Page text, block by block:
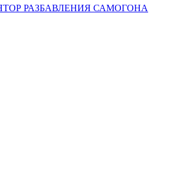
РАЗБАВЛЕНИЯ САМОГОНА